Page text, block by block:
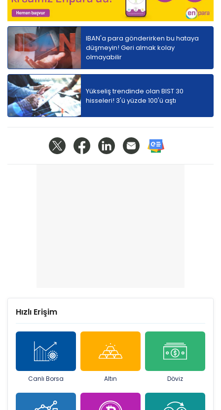
IBAN'a para gönderirken bu hataya
düşmeyin! Geri almak kolay
olmayabilir
Yükseliş trendinde olan BIST 30
hisseleri! 3'ü yüzde 100'ü aştı
Hızlı Erişim
Canlı Borsa Altın Döviz